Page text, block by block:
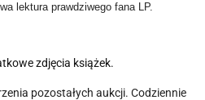
lektura prawdziwego fana LP.
zdjęcia książek.
pozostałych aukcji. Codziennie